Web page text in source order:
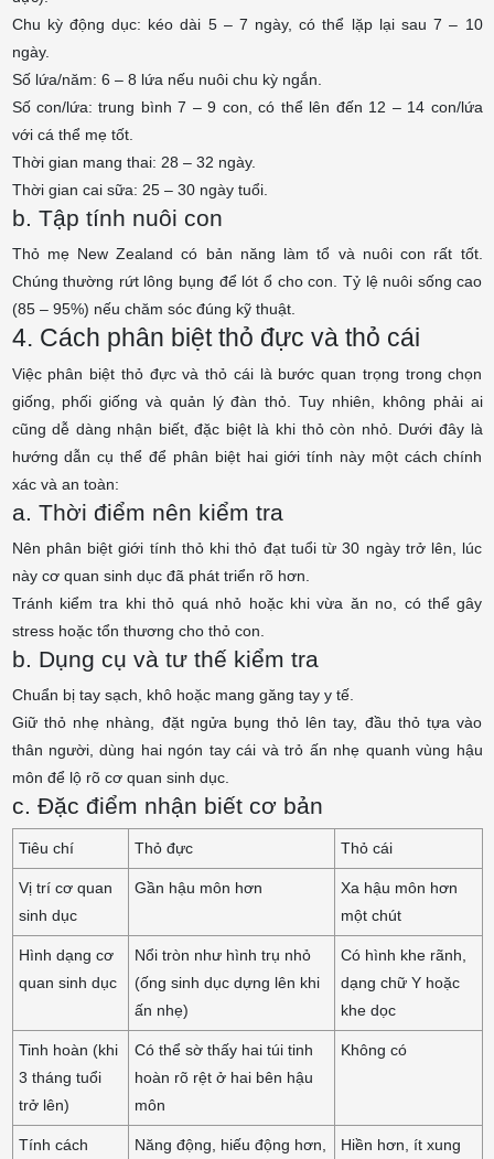
Chu kỳ động dục: kéo dài 5 – 7 ngày, có thể lặp lại sau 7 – 10
ngày.
Số lứa/năm: 6 – 8 lứa nếu nuôi chu kỳ ngắn.
Số con/lứa: trung bình 7 – 9 con, có thể lên đến 12 – 14 con/lứa
với cá thể mẹ tốt.
Thời gian mang thai: 28 – 32 ngày.
Thời gian cai sữa: 25 – 30 ngày tuổi.
b. Tập tính nuôi con
Thỏ mẹ New Zealand có bản năng làm tổ và nuôi con rất tốt.
Chúng thường rứt lông bụng để lót ổ cho con. Tỷ lệ nuôi sống cao
(85 – 95%) nếu chăm sóc đúng kỹ thuật.
4. Cách phân biệt thỏ đực và thỏ cái
Việc phân biệt thỏ đực và thỏ cái là bước quan trọng trong chọn
giống, phối giống và quản lý đàn thỏ. Tuy nhiên, không phải ai
cũng dễ dàng nhận biết, đặc biệt là khi thỏ còn nhỏ. Dưới đây là
hướng dẫn cụ thể để phân biệt hai giới tính này một cách chính
xác và an toàn:
a. Thời điểm nên kiểm tra
Nên phân biệt giới tính thỏ khi thỏ đạt tuổi từ 30 ngày trở lên, lúc
này cơ quan sinh dục đã phát triển rõ hơn.
Tránh kiểm tra khi thỏ quá nhỏ hoặc khi vừa ăn no, có thể gây
stress hoặc tổn thương cho thỏ con.
b. Dụng cụ và tư thế kiểm tra
Chuẩn bị tay sạch, khô hoặc mang găng tay y tế.
Giữ thỏ nhẹ nhàng, đặt ngửa bụng thỏ lên tay, đầu thỏ tựa vào
thân người, dùng hai ngón tay cái và trỏ ấn nhẹ quanh vùng hậu
môn để lộ rõ cơ quan sinh dục.
c. Đặc điểm nhận biết cơ bản
Tiêu chí Thỏ đực Thỏ cái
Vị trí cơ quan
sinh dục
Gần hậu môn hơn
Xa hậu môn hơn
một chút
Hình dạng cơ
quan sinh dục
Nổi tròn như hình trụ nhỏ
(ống sinh dục dựng lên khi
ấn nhẹ)
Có hình khe rãnh,
dạng chữ Y hoặc
khe dọc
Tinh hoàn (khi
3 tháng tuổi
trở lên)
Có thể sờ thấy hai túi tinh
hoàn rõ rệt ở hai bên hậu
môn
Không có
Tính cách
Năng động, hiếu động hơn,
Hiền hơn, ít xung